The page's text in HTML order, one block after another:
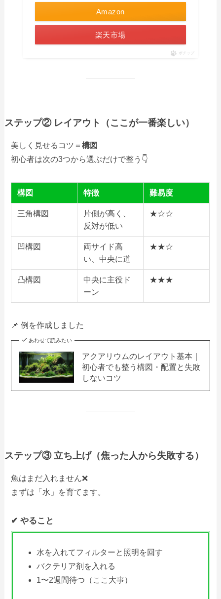
Amazon
楽天市場
ポチップ
ステップ② レイアウト（ここが一番楽しい）
美しく見せるコツ＝構図
初心者は次の3つから選ぶだけで整う👇
構図 特徴 難易度
三角構図
片側が高く、
反対が低い
★☆☆
凹構図
両サイド高
い、中央に道
★★☆
凸構図
中央に主役ド
ーン
★★★
📌 例を作成しました
あわせて読みたい
アクアリウムのレイアウト基本｜
初心者でも整う構図・配置と失敗
しないコツ
ステップ③ 立ち上げ（焦った人から失敗する）
魚はまだ入れません❌
まずは「水」を育てます。
✔ やること
水を入れてフィルターと照明を回す
バクテリア剤を入れる
1〜2週間待つ（ここ大事）